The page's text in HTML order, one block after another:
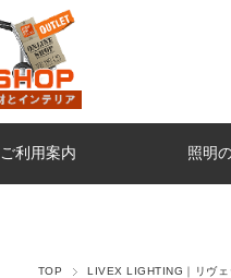
ご利用案内 照明
TOP LIVEX LIGHTING｜リヴェ